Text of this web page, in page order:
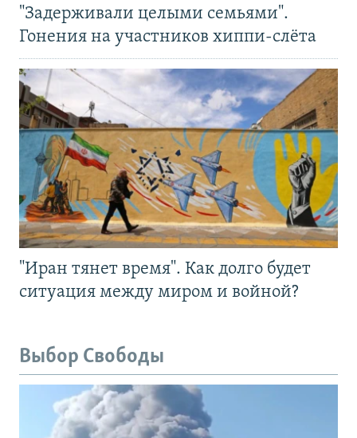
"Задерживали целыми семьями".
Гонения на участников хиппи-слёта
"Иран тянет время". Как долго будет
ситуация между миром и войной?
Выбор Свободы